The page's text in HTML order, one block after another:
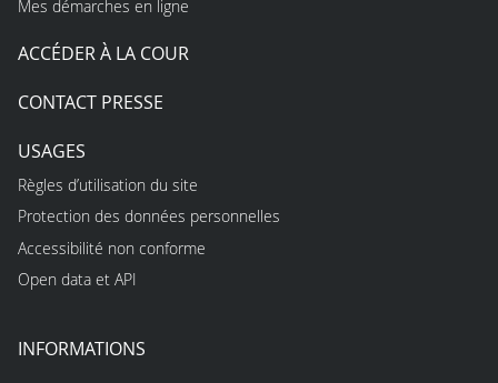
Mes démarches en ligne
ACCÉDER À LA COUR
CONTACT PRESSE
USAGES
Règles d’utilisation du site
Protection des données personnelles
Accessibilité non conforme
Open data et API
INFORMATIONS